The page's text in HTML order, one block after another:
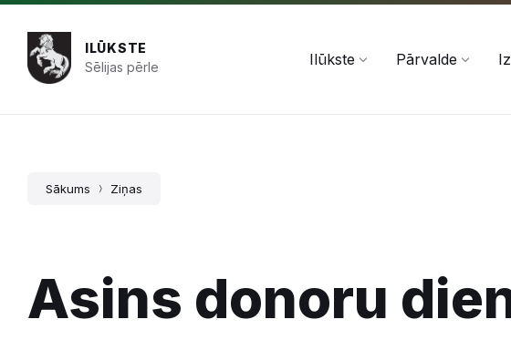
Pāriet
saturu
Skip
navigation
Skip
footer
ILŪKSTE
Sēlijas pērle
Ilūkste Pārvalde
Sākums Ziņas
Asins donoru